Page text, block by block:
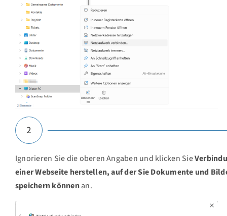
2
Ignorieren Sie die oberen Angaben und klicken Sie
einer Webseite herstellen, auf der Sie Dokumente und
speichern könnenan.